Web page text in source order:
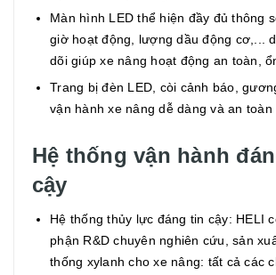
Màn hình LED thể hiện đầy đủ thông
giờ hoạt động, lượng dầu động cơ,...
dõi giúp xe nâng hoạt động an toàn,
Trang bị đèn LED, còi cảnh báo,
vận hành xe nâng dễ dàng và an toàn
Hệ thống vận hành
cậy
Hệ thống thủy lực đáng tin cậy: HELI
phận R&D chuyên nghiên cứu, sản
thống xylanh cho xe nâng: tất cả các